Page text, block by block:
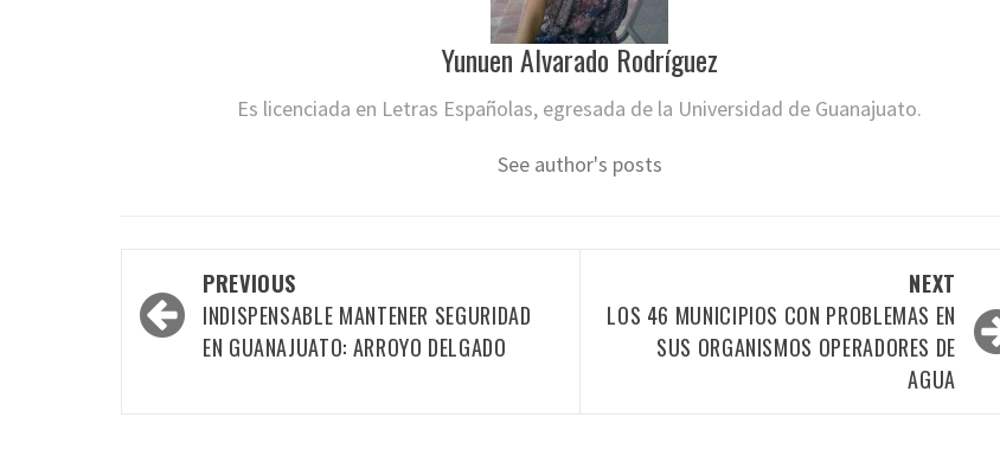
Yunuen Alvarado Rodríguez
Es licenciada en Letras Españolas, egresada de la Universidad de Guanajuato.
See author's posts
Post
navigation
PREVIOUS
INDISPENSABLE MANTENER SEGURIDAD
EN GUANAJUATO: ARROYO DELGADO
NEXT
LOS 46 MUNICIPIOS CON PROBLEMAS EN
SUS ORGANISMOS OPERADORES DE
AGUA